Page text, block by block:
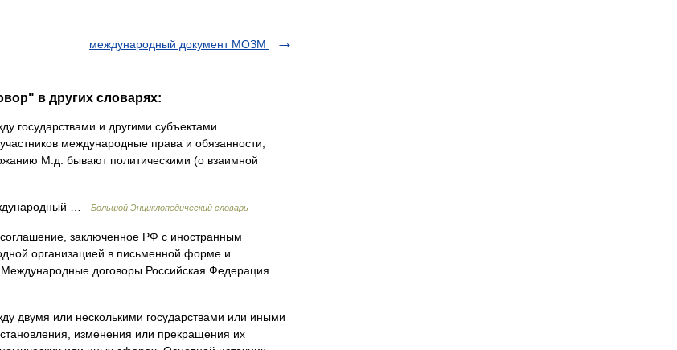
международный документ МОЗМ
в других словарях:
государствами и другими субъектами
международные права и обязанности;
М.д. бывают политическими (о взаимной
… Большой Энциклопедический словарь
заключенное РФ с иностранным
организацией в письменной форме и
договоры Российская Федерация
двумя или несколькими государствами или иными
изменения или прекращения их